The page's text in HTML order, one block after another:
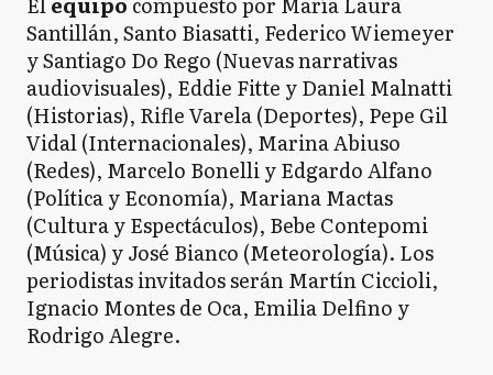
Santillán, Santo Biasatti, Federico Wiemeyer
y Santiago Do Rego (Nuevas narrativas
audiovisuales), Eddie Fitte y Daniel Malnatti
(Historias), Rifle Varela (Deportes), Pepe Gil
Vidal (Internacionales), Marina Abiuso
(Redes), Marcelo Bonelli y Edgardo Alfano
(Política y Economía), Mariana Mactas
(Cultura y Espectáculos), Bebe Contepomi
(Música) y José Bianco (Meteorología). Los
periodistas invitados serán Martín Ciccioli,
Ignacio Montes de Oca, Emilia Delfino y
Rodrigo Alegre.